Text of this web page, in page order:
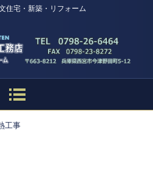
住宅・新築・リフォーム
工事